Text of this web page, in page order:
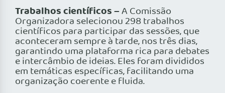
Trabalhos científicos –A Comissão
Organizadora selecionou 298 trabalhos
científicos para participar das sessões, que
aconteceram sempre à tarde, nos três dias,
garantindo uma plataforma rica para debates
e intercâmbio de ideias. Eles foram divididos
em temáticas específicas, facilitando uma
organização coerente e fluida.